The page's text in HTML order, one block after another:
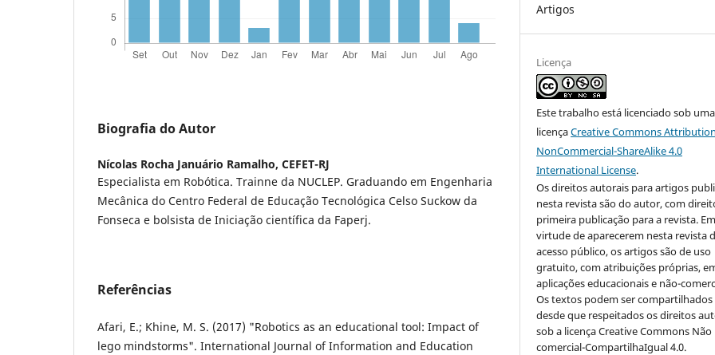
Biografia do Autor
Nícolas Rocha Januário Ramalho, CEFET-RJ
Especialista em Robótica. Trainne da NUCLEP. Graduando em Engenharia
Mecânica do Centro Federal de Educação Tecnológica Celso Suckow da
Fonseca e bolsista de Iniciação científica da Faperj.
Referências
Afari, E.; Khine, M. S. (2017) "Robotics as an educational tool: Impact of
lego mindstorms". International Journal of Information and Education
Artigos
Licença
Este trabalho está licenciado sob uma
licençaCreative Commons
NonCommercial-ShareAlike 4.0
International License.
Os direitos autorais para artigos
nesta revista são do autor, com
primeira publicação para a revista. Em
virtude de aparecerem nesta revista
acesso público, os artigos são de uso
gratuito, com atribuições próprias,
aplicações educacionais e não-
Os textos podem ser compartilhados
desde que respeitados os direitos
sob a licença Creative Commons Não
comercial-CompartilhaIgual 4.0.